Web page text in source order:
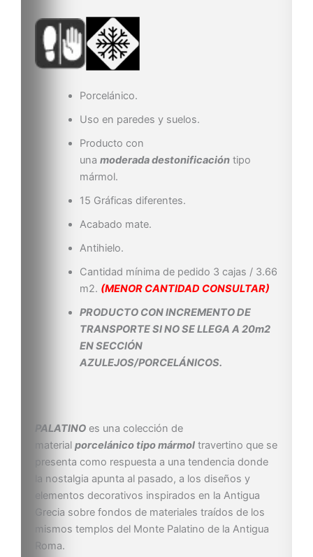
Porcelánico.
Uso en paredes y suelos.
Producto con
una moderada destonificacióntipo
mármol.
15 Gráficas diferentes.
Acabado mate.
Antihielo.
Cantidad mínima de pedido 3 cajas / 3.66
m2. (MENOR CANTIDAD CONSULTAR)
PRODUCTO CON INCREMENTO DE
TRANSPORTE SI NO SE LLEGA A 20m2
EN SECCIÓN
AZULEJOS/PORCELÁNICOS.
PALATINO es una colección de
material porcelánico tipo mármol travertino que se
presenta como respuesta a una tendencia donde
la nostalgia apunta al pasado, a los diseños y
elementos decorativos inspirados en la Antigua
Grecia sobre fondos de materiales traídos de los
mismos templos del Monte Palatino de la Antigua
Roma.